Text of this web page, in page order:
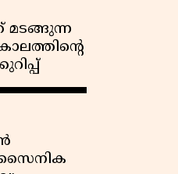
മടങ്ങുന്ന
സൈനിക